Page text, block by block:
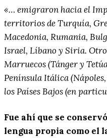
«… emigraron hacia el
territorios de Turquía,
Macedonia, Rumania,
Israel, Líbano y Siria.
Marruecos (Tánger y
Península Itálica
los Países Bajos (en
Fue ahí que se
lengua propia como el